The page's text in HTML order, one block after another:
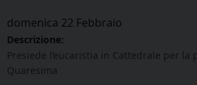
domenica 22 Febbraio
Descrizione:
Presiede l’eucaristia in Cattedrale per la
Quaresima